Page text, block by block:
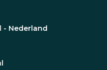
- Nederland